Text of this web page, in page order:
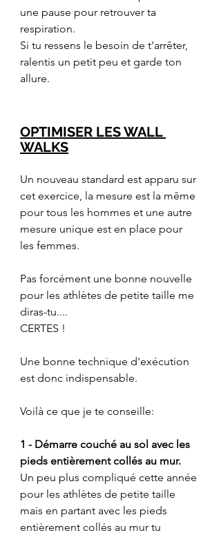
une pause pour retrouver ta
respiration.
Si tu ressens le besoin de t'arrêter,
ralentis un petit peu et garde ton
allure.
OPTIMISER LES WALL
WALKS
Un nouveau standard est apparu sur
cet exercice, la mesure est la même
pour tous les hommes et une autre
mesure unique est en place pour
les femmes.
Pas forcément une bonne nouvelle
pour les athlètes de petite taille me
diras-tu....
CERTES !
Une bonne technique d'exécution
est donc indispensable.
Voilà ce que je te conseille:
1 - Démarre couché au sol avec les
pieds entièrement collés au mur.
Un peu plus compliqué cette année
pour les athlètes de petite taille
mais en partant avec les pieds
entièrement collés au mur tu